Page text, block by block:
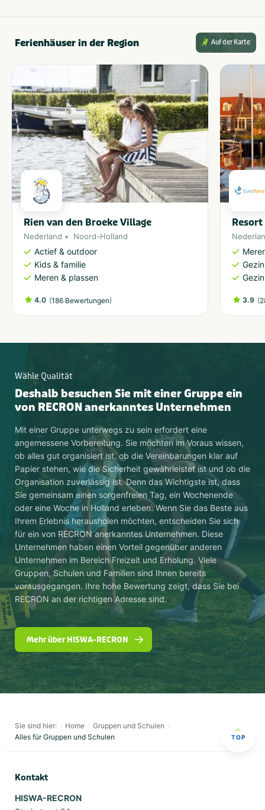
Ferienhäuser in der Region Auf der Karte
Rien van den Broeke Village
Nederland Noord-Holland
Actief & outdoor
Kids & familie
Meren & plassen
4.0 (186 Bewertungen) 3.9 (
Wähle Qualität
Deshalb besuchen Sie mit einer Gruppe ein
von RECRON anerkanntes Unternehmen
Mit einer Gruppe unterwegs zu sein erfordert eine
angemessene Vorbereitung. Sie möchten im Voraus wissen,
ob alles gut organisiert ist, ob die Vereinbarungen klar auf
Papier stehen, wie die Sicherheit gewährleistet ist und ob die
Organisation zuverlässig ist. Denn das Wichtigste ist, dass
Sie gemeinsam einen sorgenfreien Tag, ein Wochenende
oder eine Woche in Holland erleben. Wenn Sie das Beste aus
Ihrem Erlebnis herausholen möchten, entscheiden Sie sich
für ein von RECRON anerkanntes Unternehmen. Diese
Unternehmen haben einen Vorteil gegenüber anderen
Unternehmen im Bereich Freizeit und Erholung. Viele
Gruppen, Schulen und Familien sind Ihnen bereits
vorausgegangen. Ihre hohe Bewertung zeigt, dass Sie bei
RECRON an der richtigen Adresse sind.
Mehr über HISWA-RECRON
Sie sind hier: Home
Gruppen und Schulen
Alles für Gruppen und Schulen
TOP
Kontakt
HISWA-RECRON